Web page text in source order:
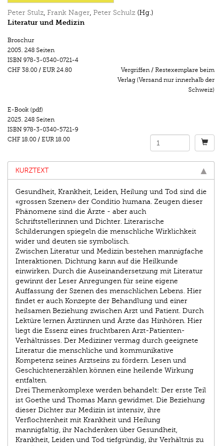
Peter Stulz, Frank Nager, Peter Schulz (Hg.)
Literatur und Medizin
Broschur
2005. 248 Seiten
ISBN 978-3-0340-0721-4
CHF 38.00 / EUR 24.80
Vergriffen / Restexemplare beim
Verlag (Versand nur innerhalb der
Schweiz)
E-Book (pdf)
2025. 248 Seiten
ISBN 978-3-0340-5721-9
CHF 18.00 / EUR 18.00
KURZTEXT
Gesundheit, Krankheit, Leiden, Heilung und Tod sind die
«grossen Szenen» der Conditio humana. Zeugen dieser
Phänomene sind die Ärzte - aber auch
Schriftstellerinnen und Dichter. Literarische
Schilderungen spiegeln die menschliche Wirklichkeit
wider und deuten sie symbolisch.
Zwischen Literatur und Medizin bestehen mannigfache
Interaktionen. Dichtung kann auf die Heilkunde
einwirken. Durch die Auseinandersetzung mit Literatur
gewinnt der Leser Anregungen für seine eigene
Auffassung der Szenen des menschlichen Lebens. Hier
findet er auch Konzepte der Behandlung und einer
heilsamen Beziehung zwischen Arzt und Patient. Durch
Lektüre lernen Ärztinnen und Ärzte das Hinhören. Hier
liegt die Essenz eines fruchtbaren Arzt-Patienten-
Verhältnisses. Der Mediziner vermag durch geeignete
Literatur die menschliche und kommunikative
Kompetenz seines Arztseins zu fördern. Lesen und
Geschichtenerzählen können eine heilende Wirkung
entfalten.
Drei Themenkomplexe werden behandelt: Der erste Teil
ist Goethe und Thomas Mann gewidmet. Die Beziehung
dieser Dichter zur Medizin ist intensiv, ihre
Verflochtenheit mit Krankheit und Heilung
mannigfaltig, ihr Nachdenken über Gesundheit,
Krankheit, Leiden und Tod tiefgründig, ihr Verhältnis zu